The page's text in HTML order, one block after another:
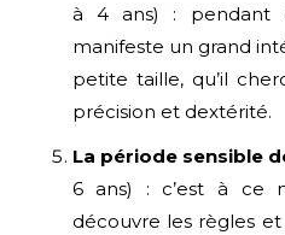
à 4 ans) : pendant
manifeste un grand
petite taille, qu’il
précision et dextérité.
La période sensible
6 ans) : c’est à ce
découvre les règles